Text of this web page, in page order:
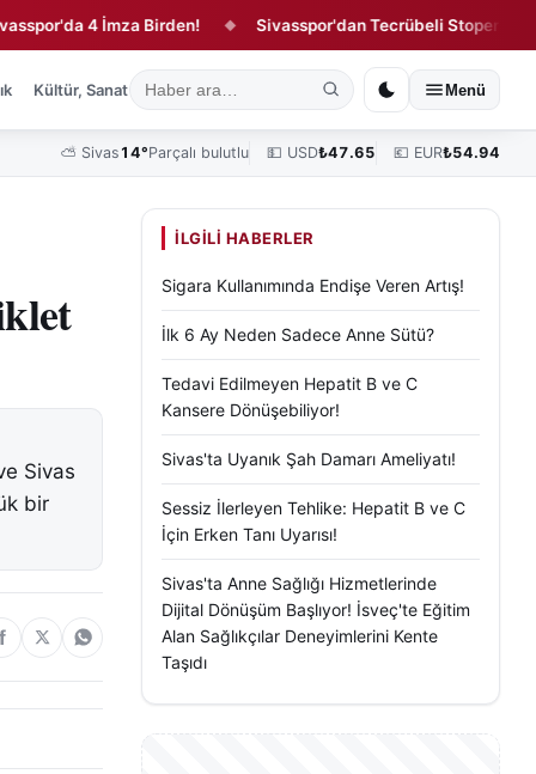
4 İmza Birden! ◆ Sivasspor'dan Tecrübeli Stopere 1 Yıllık
Kültür, Sanat ve Tarih Yaşam Sivas Vefat Edenler Köşe
Menü
⛅ Sivas 14°Parçalı bulutlu 💵 USD₺47.65 💶 EUR₺54.94
Sivas
bir
İLGILI HABERLER
Sigara Kullanımında Endişe Veren Artış!
İlk 6 Ay Neden Sadece Anne Sütü?
Tedavi Edilmeyen Hepatit B ve C
Kansere Dönüşebiliyor!
Sivas'ta Uyanık Şah Damarı Ameliyatı!
Sessiz İlerleyen Tehlike: Hepatit B ve C
İçin Erken Tanı Uyarısı!
Sivas'ta Anne Sağlığı Hizmetlerinde
Dijital Dönüşüm Başlıyor! İsveç'te Eğitim
Alan Sağlıkçılar Deneyimlerini Kente
Taşıdı